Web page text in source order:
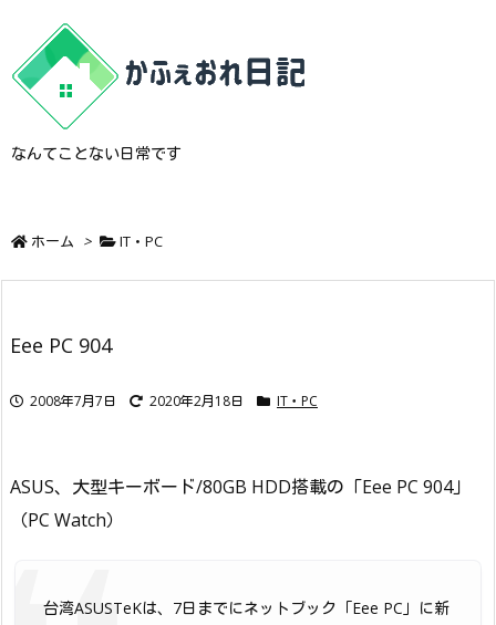
なんてことない日常です
ホーム > IT・PC
Eee PC 904
2008年7月7日 2020年2月18日 IT・PC
ASUS、大型キーボード/80GB HDD搭載の「Eee PC 904」
（PC Watch）
台湾ASUSTeKは、7日までにネットブック「Eee PC」に新